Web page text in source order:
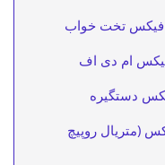
تخت خواب
ام دی اف
دستگیره
(متریال روپیچ